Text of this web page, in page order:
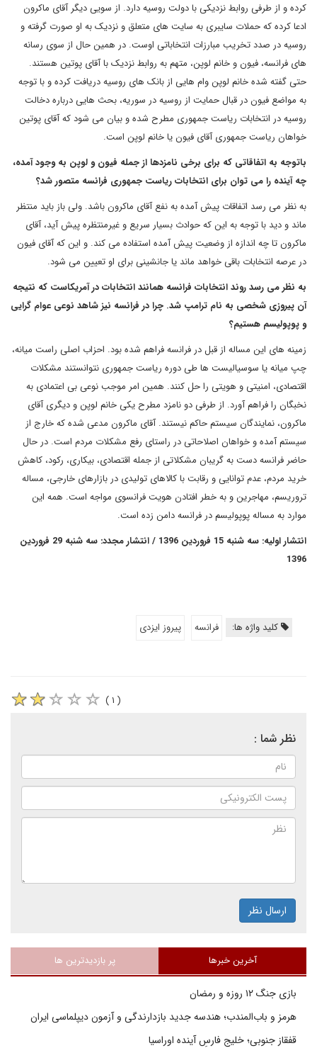
کرده و از طرفی روابط نزدیکی با دولت روسیه دارد. از سویی دیگر آقای ماکرون
ادعا کرده که حملات سایبری به سایت های متعلق و نزدیک به او صورت گرفته و
روسیه در صدد تخریب مبارزات انتخاباتی اوست. در همین حال از سوی رسانه
های فرانسه، فیون و خانم لوپن، متهم به روابط نزدیک با آقای پوتین هستند.
حتی گفته شده خانم لوپن وام هایی از بانک های روسیه دریافت کرده و با توجه
به مواضع فیون در قبال حمایت از روسیه در سوریه، بحث هایی درباره دخالت
روسیه در انتخابات ریاست جمهوری مطرح شده و بیان می شود که آقای پوتین
خواهان ریاست جمهوری آقای فیون یا خانم لوپن است.
باتوجه به اتفاقاتی که برای برخی نامزدها از جمله فیون و لوپن به وجود آمده،
چه آینده را می توان برای انتخابات ریاست جمهوری فرانسه متصور شد؟
به نظر می رسد اتفاقات پیش آمده به نفع آقای ماکرون باشد. ولی باز باید منتظر
ماند و دید با توجه به این که حوادث بسیار سریع و غیرمنتظره پیش آید، آقای
ماکرون تا چه اندازه از وضعیت پیش آمده استفاده می کند. و این که آقای فیون
در عرصه انتخابات باقی خواهد ماند یا جانشینی برای او تعیین می شود.
به نظر می رسد روند انتخابات فرانسه همانند انتخابات در آمریکاست که نتیجه
آن پیروزی شخصی به نام ترامپ شد. چرا در فرانسه نیز شاهد نوعی عوام گرایی
و پوپولیسم هستیم؟
زمینه های این مساله از قبل در فرانسه فراهم شده بود. احزاب اصلی راست میانه،
چپ میانه یا سوسیالیست ها طی دوره ریاست جمهوری نتوانستند مشکلات
اقتصادی، امنیتی و هویتی را حل کنند. همین امر موجب نوعی بی اعتمادی به
نخبگان را فراهم آورد. از طرفی دو نامزد مطرح یکی خانم لوپن و دیگری آقای
ماکرون، نمایندگان سیستم حاکم نیستند. آقای ماکرون مدعی شده که خارج از
سیستم آمده و خواهان اصلاحاتی در راستای رفع مشکلات مردم است. در حال
حاضر فرانسه دست به گریبان مشکلاتی از جمله اقتصادی، بیکاری، رکود، کاهش
خرید مردم، عدم توانایی و رقابت با کالاهای تولیدی در بازارهای خارجی، مساله
تروریسم، مهاجرین و به خطر افتادن هویت فرانسوی مواجه است. همه این
موارد به مساله پوپولیسم در فرانسه دامن زده است.
انتشار اولیه: سه شنبه 15 فروردین 1396 / انتشار مجدد: سه شنبه 29 فروردین
1396
کلید واژه ها: فرانسه پیروز ایزدی
( ۱ )
نظر شما :
ارسال نظر
آخرین خبرها پر بازدیدترین ها
بازی جنگ ۱۲ روزه و رمضان
هرمز و باب‌المندب؛ هندسه جدید بازدارندگی و آزمون دیپلماسی ایران
قفقاز جنوبی؛ خلیج فارسِ آینده اوراسیا